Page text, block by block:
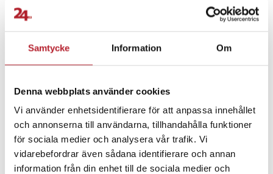
Samtycke Information Om
Denna webbplats använder cookies
Vi använder enhetsidentifierare för att anpassa innehållet
och annonserna till användarna, tillhandahålla funktioner
för sociala medier och analysera vår trafik. Vi
vidarebefordrar även sådana identifierare och annan
information från din enhet till de sociala medier och
- Varumärke: Rawlink
Biltillbehör Bilinredning & tillbehör
Isskrapor & defrost Rea Bil- och fordontillbehör
Fordon